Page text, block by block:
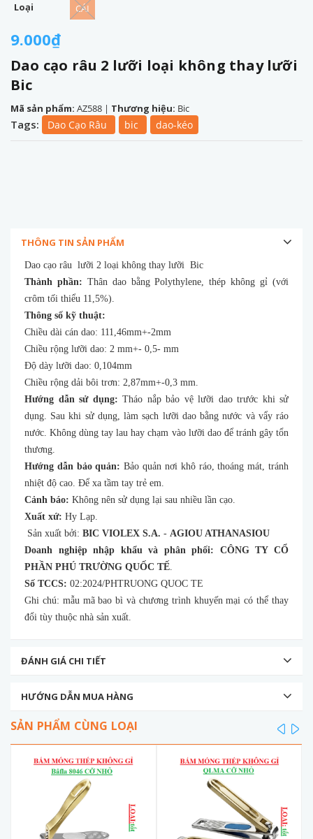
9.000₫
Dao cạo râu 2 lưỡi loại không thay lưỡi
Bic
Mã sản phẩm: AZ588 | Thương hiệu: Bic
Loại CÁI
Tags: Dao Cạo Râu bic dao-kéo
THÔNG TIN SẢN PHẨM
Dao cạo râu lưỡi 2 loại không thay lưỡi Bic
Thành phần: Thân dao bằng Polythylene, thép không gỉ (với
crôm tối thiểu 11,5%).
Thông số kỹ thuật:
Chiều dài cán dao: 111,46mm+-2mm
Chiều rộng lưỡi dao: 2 mm+- 0,5- mm
Độ dày lưỡi dao: 0,104mm
Chiều rộng dải bôi trơn: 2,87mm+-0,3 mm.
Hướng dẫn sử dụng: Tháo nắp bảo vệ lưỡi dao trước khi sử
dụng. Sau khi sử dụng, làm sạch lưỡi dao bằng nước và vẩy ráo
nước. Không dùng tay lau hay chạm vào lưỡi dao để tránh gây tổn
thương.
Hướng dẫn bảo quản: Bảo quản nơi khô ráo, thoáng mát, tránh
nhiệt độ cao. Để xa tầm tay trẻ em.
Cảnh báo: Không nên sử dụng lại sau nhiều lần cạo.
Xuất xứ: Hy Lạp.
Sản xuất bởi: BIC VIOLEX S.A. - AGIOU ATHANASIOU
Doanh nghiệp nhập khẩu và phân phối:
CÔNG TY CỔ
PHẦN PHÚ TRƯỜNG QUỐC TẾ
Số TCCS: 02:2024/PHTRUONG QUOC TE
Ghi chú: mẫu mã bao bì và chương trình khuyến mại có thể thay
đổi tùy thuộc nhà sản xuất.
ĐÁNH GIÁ CHI TIẾT
HƯỚNG DẪN MUA HÀNG
SẢN PHẨM CÙNG LOẠI prev